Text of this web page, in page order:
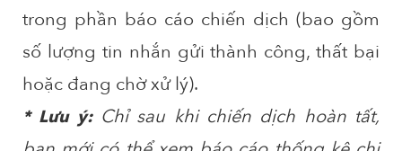
trong phần báo cáo chiến dịch (bao gồm
số lượng tin nhắn gửi thành công, thất bại
hoặc đang chờ xử lý).
* Lưu ý:Chỉ sau khi chiến dịch hoàn tất,